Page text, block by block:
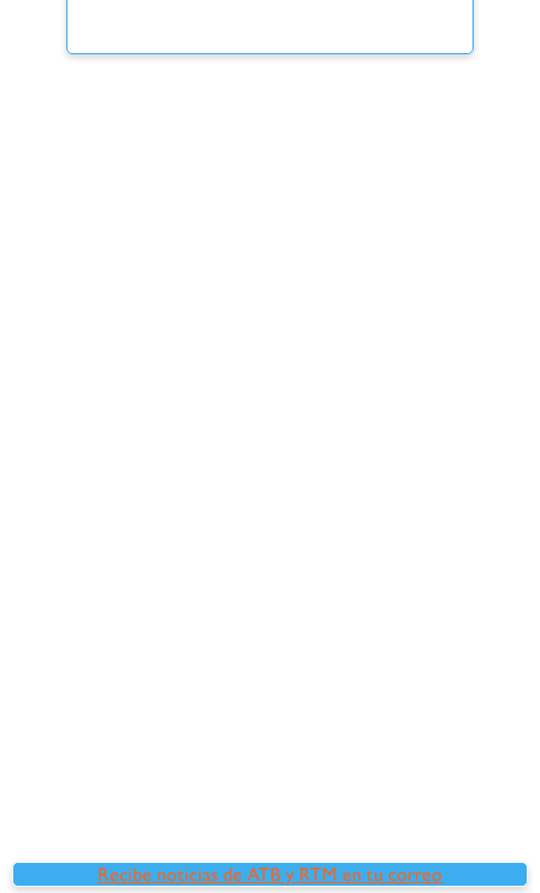
Recibe noticias de ATB y RTM en tu correo